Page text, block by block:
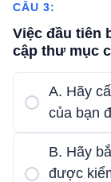
CÂU 3:
Việc đầu tiên
cập thư mục
A. Hãy
của bạn
B. Hãy
được